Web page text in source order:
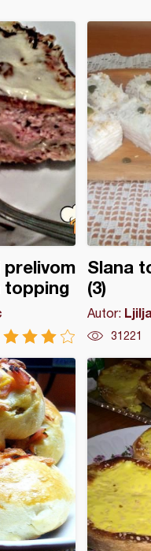
prelivom
topping
Slana
(3)
Autor:
31221